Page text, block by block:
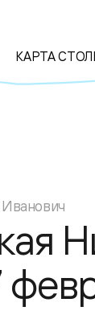
КАРТА